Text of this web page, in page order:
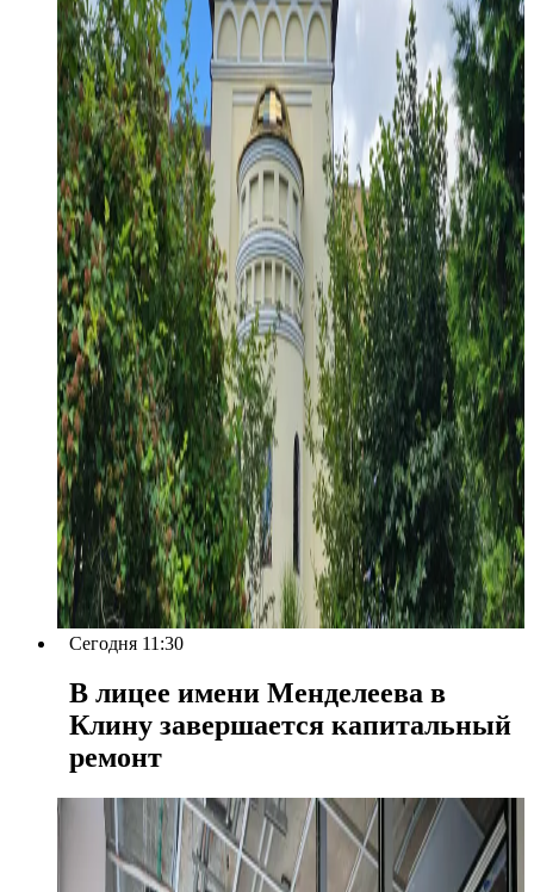
Сегодня 11:30
В лицее имени Менделеева в
Клину завершается капитальный
ремонт